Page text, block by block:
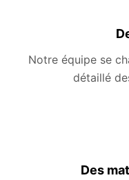
Notre équipe se
détaillé
Des